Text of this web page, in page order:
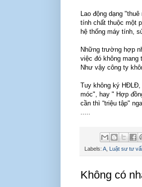
Lao động dạng
tính chất thuộc một
hệ thống máy tính,
Những trường hợp
việc đó không
Như vậy công ty
Tuy không ký
móc", hay " Hợp
cần thì “triệu tập"
.....
Labels: A Luật sư tư
Không có